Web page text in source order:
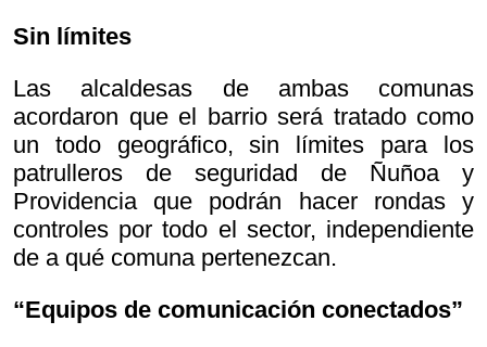
Sin límites
Las alcaldesas de ambas comunas
acordaron que el barrio será tratado como
un todo geográfico, sin límites para los
patrulleros de seguridad de Ñuñoa y
Providencia que podrán hacer rondas y
controles por todo el sector, independiente
de a qué comuna pertenezcan.
“Equipos de comunicación conectados”